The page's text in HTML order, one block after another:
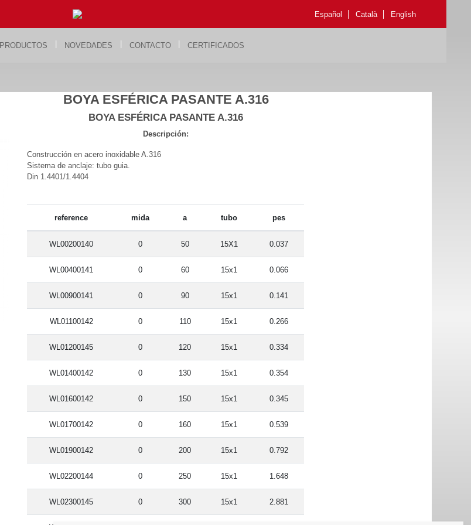
Español Català English
PRODUCTOS | NOVEDADES | CONTACTO | CERTIFICADOS
BOYA ESFÉRICA PASANTE A.316
BOYA ESFÉRICA PASANTE A.316
Descripción:
Construcción en acero inoxidable A.316
Sistema de anclaje: tubo guia.
Din 1.4401/1.4404
reference mida a tubo pes
WL00200140 0 50 15X1 0.037
WL00400141 0 60 15x1 0.066
WL00900141 0 90 15x1 0.141
WL01100142 0 110 15x1 0.266
WL01200145 0 120 15x1 0.334
WL01400142 0 130 15x1 0.354
WL01600142 0 150 15x1 0.345
WL01700142 0 160 15x1 0.539
WL01900142 0 200 15x1 0.792
WL02200144 0 250 15x1 1.648
WL02300145 0 300 15x1 2.881